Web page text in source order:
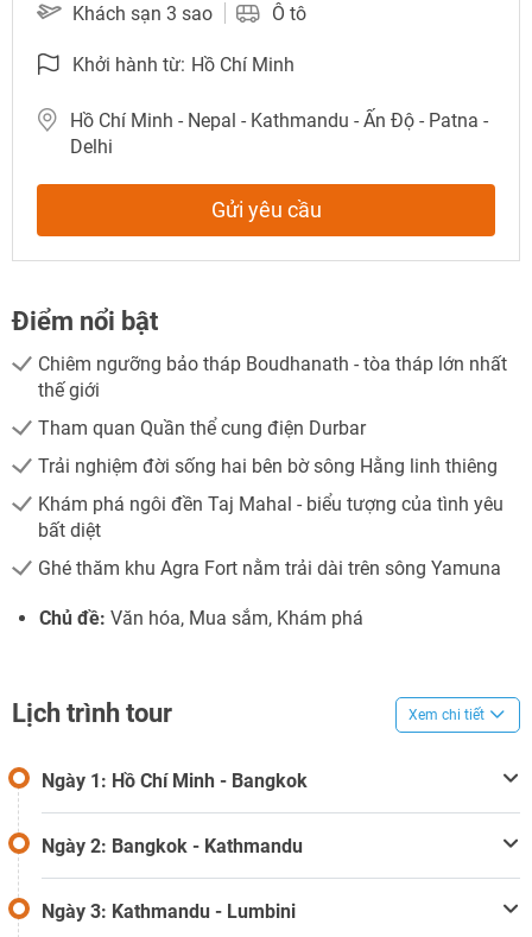
Khách sạn 3 sao Ô tô
Khởi hành từ: Hồ Chí Minh
Hồ Chí Minh - Nepal - Kathmandu - Ấn Độ - Patna -
Delhi
Gửi yêu cầu
Điểm nổi bật
Chiêm ngưỡng bảo tháp Boudhanath - tòa tháp lớn nhất
thế giới
Tham quan Quần thể cung điện Durbar
Trải nghiệm đời sống hai bên bờ sông Hằng linh thiêng
Khám phá ngôi đền Taj Mahal - biểu tượng của tình yêu
bất diệt
Ghé thăm khu Agra Fort nằm trải dài trên sông Yamuna
Chủ đề: Văn hóa, Mua sắm, Khám phá
Lịch trình tour Xem chi tiết
Ngày 1: Hồ Chí Minh - Bangkok
Ngày 2: Bangkok - Kathmandu
Ngày 3: Kathmandu - Lumbini